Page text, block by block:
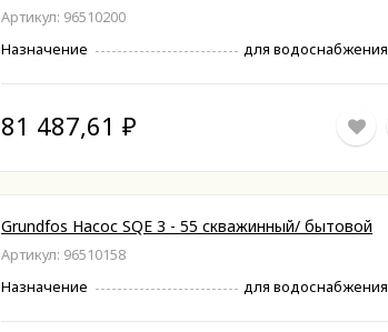
Артикул: 96510200
Назначение для водоснабжения
81 487,61 ₽
Grundfos Насос SQE 3 - 55 скважинный/ бытовой
Артикул: 96510158
Назначение для водоснабжения